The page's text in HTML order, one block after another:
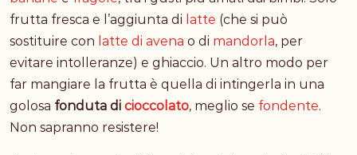
frutta fresca e l’aggiunta di latte (che si può
sostituire con latte di avena o di mandorla, per
evitare intolleranze) e ghiaccio. Un altro modo per
far mangiare la frutta è quella di intingerla in una
golosa fonduta di cioccolato, meglio se fondente.
Non sapranno resistere!